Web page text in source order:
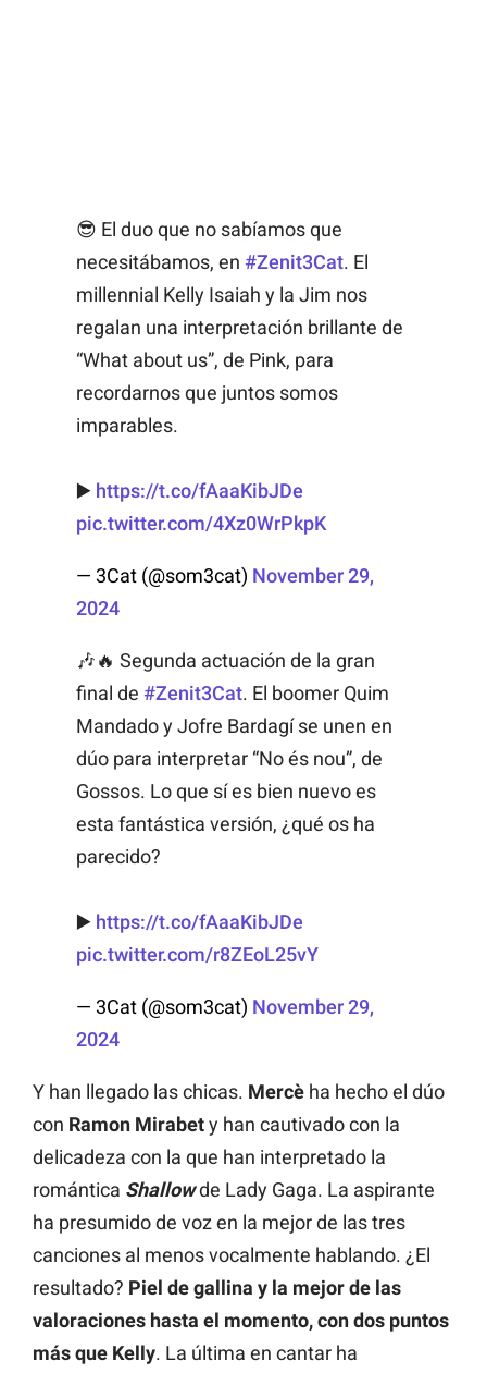
😎 El duo que no sabíamos que
necesitábamos, en #Zenit3Cat. El
millennial Kelly Isaiah y la Jim nos
regalan una interpretación brillante de
“What about us”, de Pink, para
recordarnos que juntos somos
imparables.
▶️ https://t.co/fAaaKibJDe
pic.twitter.com/4Xz0WrPkpK
— 3Cat (@som3cat) November 29,
2024
🎶🔥 Segunda actuación de la gran
final de #Zenit3Cat. El boomer Quim
Mandado y Jofre Bardagí se unen en
dúo para interpretar “No és nou”, de
Gossos. Lo que sí es bien nuevo es
esta fantástica versión, ¿qué os ha
parecido?
▶️ https://t.co/fAaaKibJDe
pic.twitter.com/r8ZEoL25vY
— 3Cat (@som3cat) November 29,
2024
Y han llegado las chicas. Mercè ha hecho el dúo
con Ramon Mirabety han cautivado con la
delicadeza con la que han interpretado la
romántica Shallowde Lady Gaga. La aspirante
ha presumido de voz en la mejor de las tres
canciones al menos vocalmente hablando. ¿El
resultado? Piel de gallina y la mejor de las
valoraciones hasta el momento, con dos puntos
más que Kelly. La última en cantar ha